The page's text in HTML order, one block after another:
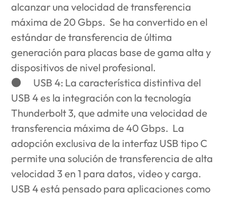
alcanzar una velocidad de transferencia
máxima de 20 Gbps. Se ha convertido en el
estándar de transferencia de última
generación para placas base de gama alta y
dispositivos de nivel profesional.
● USB 4: La característica distintiva del
USB 4 es la integración con la tecnología
Thunderbolt 3, que admite una velocidad de
transferencia máxima de 40 Gbps. La
adopción exclusiva de la interfaz USB tipo C
permite una solución de transferencia de alta
velocidad 3 en 1 para datos, video y carga.
USB 4 está pensado para aplicaciones como